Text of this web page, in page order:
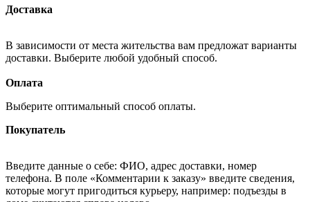
Доставка
В зависимости от места жительства вам предложат варианты
доставки. Выберите любой удобный способ.
Оплата
Выберите оптимальный способ оплаты.
Покупатель
Введите данные о себе: ФИО, адрес доставки, номер
телефона. В поле «Комментарии к заказу» введите сведения,
которые могут пригодиться курьеру, например: подъезды в